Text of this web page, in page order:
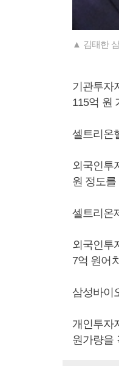
▲ 김태한
기관투자
115억 원
셀트리온
외국인투
원 정도
셀트리온
외국인투
7억 원어
삼성바이
개인투자
원가량을